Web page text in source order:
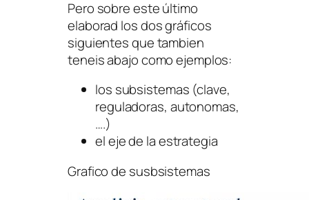
Pero sobre este último
elaborad los dos gráficos
siguientes que tambien
teneis abajo como ejemplos:
los subsistemas (clave,
reguladoras, autonomas,
….)
el eje de la estrategia
Grafico de susbsistemas